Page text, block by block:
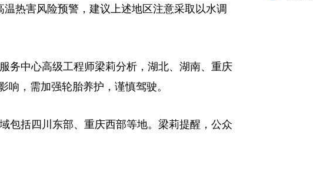
热害风险预警，建议上述地区注意采取以水调
中心高级工程师梁莉分析，湖北、湖南、重庆
，需加强轮胎养护，谨慎驾驶。
括四川东部、重庆西部等地。梁莉提醒，公众